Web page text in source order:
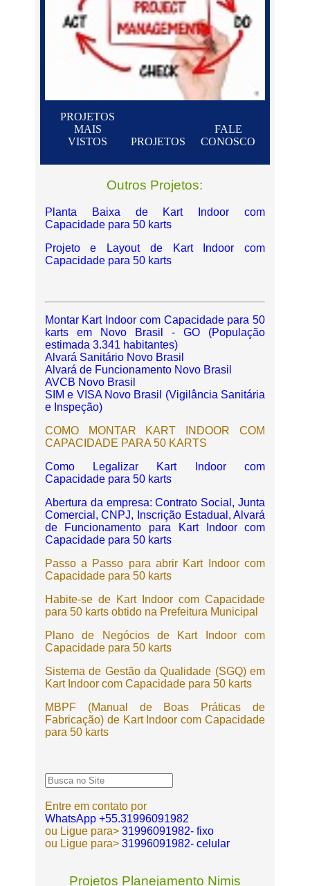
PROJETOS
MAIS
VISTOS
PROJETOS
FALE
CONOSCO
Outros Projetos:
Planta Baixa de Kart Indoor com
Capacidade para 50 karts
Projeto e Layout de Kart Indoor com
Capacidade para 50 karts
Montar Kart Indoor com Capacidade para 50
karts em Novo Brasil - GO (População
estimada 3.341 habitantes)
Alvará Sanitário Novo Brasil
Alvará de Funcionamento Novo Brasil
AVCB Novo Brasil
SIM e VISA Novo Brasil (Vigilância Sanitária
e Inspeção)
COMO MONTAR KART INDOOR COM
CAPACIDADE PARA 50 KARTS
Como Legalizar Kart Indoor com
Capacidade para 50 karts
Abertura da empresa: Contrato Social, Junta
Comercial, CNPJ, Inscrição Estadual, Alvará
de Funcionamento para Kart Indoor com
Capacidade para 50 karts
Passo a Passo para abrir Kart Indoor com
Capacidade para 50 karts
Habite-se de Kart Indoor com Capacidade
para 50 karts obtido na Prefeitura Municipal
Plano de Negócios de Kart Indoor com
Capacidade para 50 karts
Sistema de Gestão da Qualidade (SGQ) em
Kart Indoor com Capacidade para 50 karts
MBPF (Manual de Boas Práticas de
Fabricação) de Kart Indoor com Capacidade
para 50 karts
Entre em contato por
WhatsApp +55.31996091982
ou Ligue para> 31996091982- fixo
ou Ligue para>31996091982- celular
Projetos Planejamento Nimis